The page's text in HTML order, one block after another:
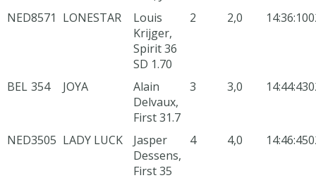
NED8571 LONESTAR
Louis
Krijger,
Spirit 36
SD 1.70
2 2,0 14:36:10
BEL 354 JOYA
Alain
Delvaux,
First 31.7
3 3,0 14:44:43
NED3505 LADY LUCK
Jasper
Dessens,
First 35
4 4,0 14:46:45